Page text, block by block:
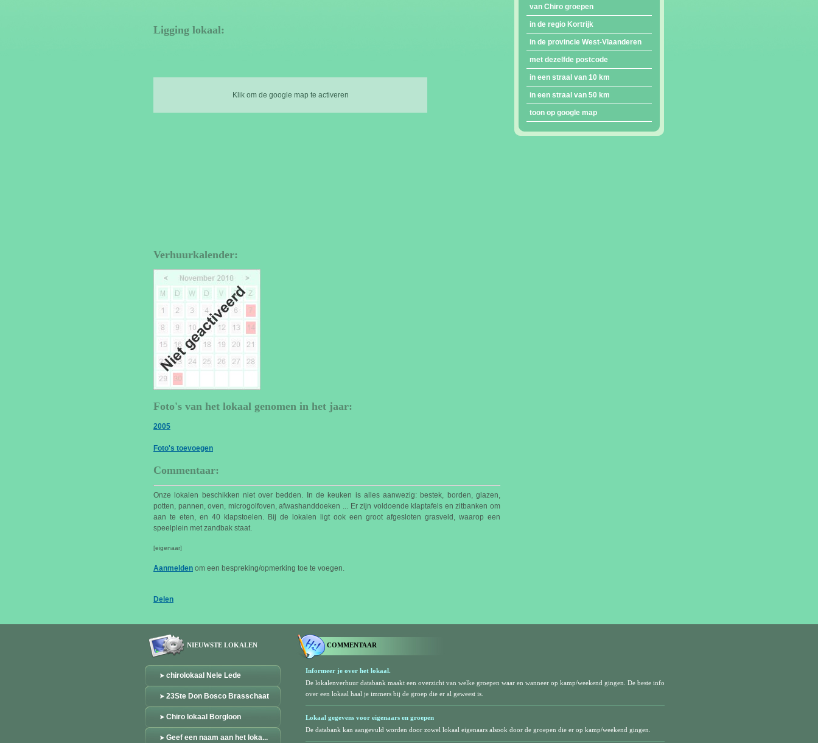
Ligging lokaal:
Klik om de google map te activeren
Verhuurkalender:
Foto's van het lokaal genomen in het jaar:
2005
Foto's toevoegen
Commentaar:
Onze lokalen beschikken niet over bedden. In de keuken is alles aanwezig: bestek, borden, glazen,
potten, pannen, oven, microgolfoven, afwashanddoeken ... Er zijn voldoende klaptafels en zitbanken om
aan te eten, en 40 klapstoelen. Bij de lokalen ligt ook een groot afgesloten grasveld, waarop een
speelplein met zandbak staat.
[eigenaar]
Aanmelden om een bespreking/opmerking toe te voegen.
Delen
van Chiro groepen
in de regio Kortrijk
in de provincie West-Vlaanderen
met dezelfde postcode
in een straal van 10 km
in een straal van 50 km
toon op google map
NIEUWSTE LOKALEN
chirolokaal Nele Lede
23Ste Don Bosco Brasschaat
Chiro lokaal Borgloon
Geef een naam aan het loka...
COMMENTAAR
Informeer je over het lokaal.
De lokalenverhuur databank maakt een overzicht van welke groepen waar en wanneer op kamp/weekend gingen. De beste info
over een lokaal haal je immers bij de groep die er al geweest is.
Lokaal gegevens voor eigenaars en groepen
De databank kan aangevuld worden door zowel lokaal eigenaars alsook door de groepen die er op kamp/weekend gingen.